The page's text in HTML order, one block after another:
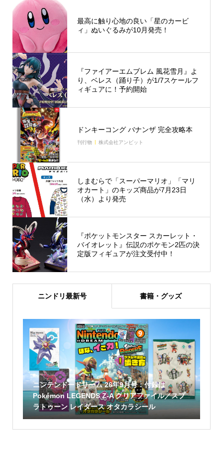
最高に触り心地の良い「星のカービ
ィ」ぬいぐるみが10月発売！
『ファイアーエムブレム 風花雪月』よ
り、ベレス（踊り子）が1/7スケールフ
ィギュアに！予約開始
ドンキーコング バナンザ 完全攻略本
刊行物 株式会社アンビット
しまむらで「スーパーマリオ」「マリ
オカート」のキッズ商品が7月23日
（水）より発売
『ポケットモンスター スカーレット・
バイオレット』伝説のポケモン2匹の決
定版フィギュアが注文受付中！
ニンドリ最新号 書籍・グッズ
ニンテンドードリーム 26年9月号：付録は
Pokémon LEGENDS Z-A クリアファイル／スプ
ラトゥーン レイダース オタカラシール